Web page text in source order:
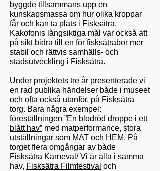
byggde tillsammans upp en
kunskapsmassa om hur olika kroppar
får och kan ta plats i Fisksätra.
Kakofonis långsiktiga mål var också att
på sikt bidra till en för fisksätrabor mer
stabil och rättvis samhälls- och
stadsutveckling i Fisksätra.
Under projektets tre år presenterade vi
en rad publika händelser både i museet
och ofta också utanför, på Fisksätra
torg. Bara några exempel:
föreställningen ”En blodröd droppe i ett
blått hav” med matperformance, stora
utställningar som MAT och HEM. På
torget flera omgångar av både
Fisksätra Karneval / Vi är alla i samma
hav, Fisksätra Filmfestival och